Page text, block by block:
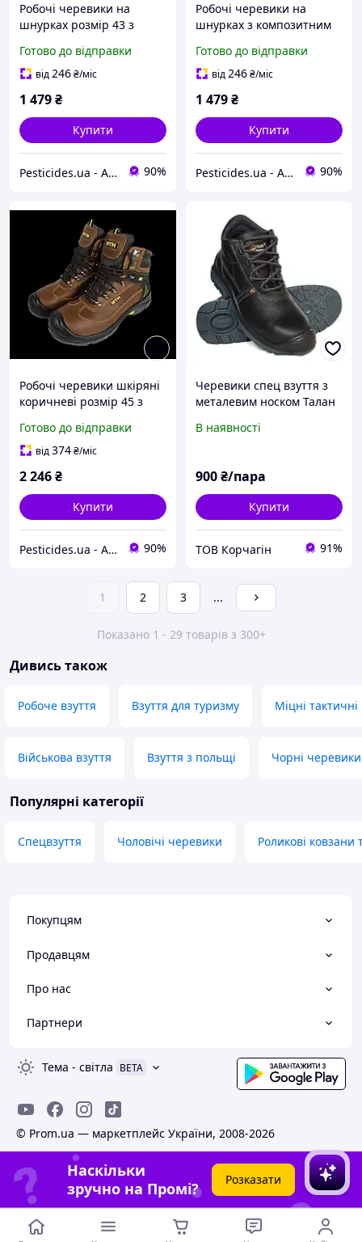
Робочі черевики на
шнурках розмір 43 з
захисту S3 SRC Comfort 9-
SM-071-43
Готово до відправки
від246₴/міс
1 479₴
Купити
Pesticides.ua - Аграрна продукція і не тільки !!! 90%
Робочі черевики на
шнурках з композитним
захисту S3 SRC Comfort
артикул 9-SM-071-46
Готово до відправки
від246₴/міс
1 479₴
Купити
Pesticides.ua - Аграрна продукція і не тільки !!! 90%
Робочі черевики шкіряні
коричневі розмір 45 з
захист S1P SRC 9-SM-075-
45
Готово до відправки
від374₴/міс
2 246₴
Купити
Pesticides.ua - Аграрна продукція і не тільки !!! 90%
Черевики спец взуття з
металевим носком Талан
В наявності
900₴/пара
Купити
ТОВ Корчагін 91%
1 2 3 ...
Показано 1 - 29 товарів з 300+
Дивись також
Робоче взуття Взуття для туризму Міцні
Військова взуття Взуття з польщі Чорні
Популярні категорії
Спецвзуття Чоловічі черевики Роликові
Покупцям
Продавцям
Про нас
Партнери
Тема - світла BETA
© Prom.ua — маркетплейс України, 2008-2026
Наскільки
зручно на Промі?
Розказати